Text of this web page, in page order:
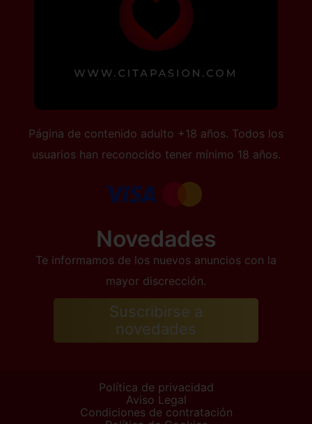
Página de contenido adulto +18 años. Todos los
usuarios han reconocido tener mínimo 18 años.
Novedades
Te informamos de los nuevos anuncios con la
mayor discrección.
Suscribirse a
novedades
Política de privacidad
Aviso Legal
Condiciones de contratación